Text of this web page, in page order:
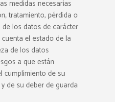
medidas necesarias
tratamiento, pérdida o
los datos de carácter
el estado de la
de los datos
a que están
cumplimiento de su
de su deber de guarda